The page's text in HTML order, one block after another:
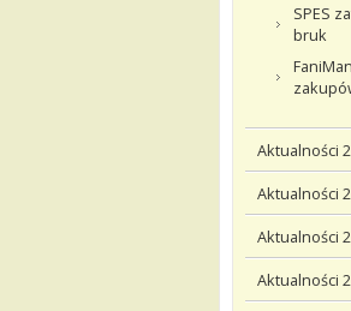
SPES
bruk
Aktualności
Aktualności
Aktualności
Aktualności